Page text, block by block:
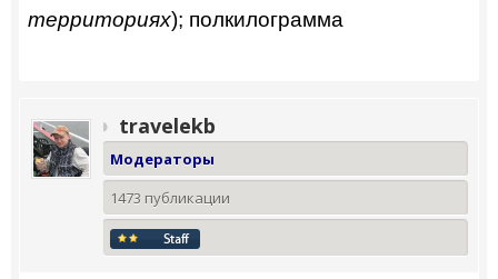
территориях); полкилограмма
travelekb
Модераторы
1473 публикации